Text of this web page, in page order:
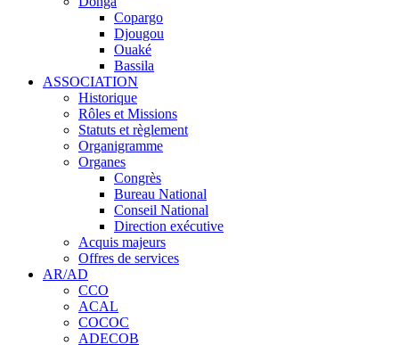
Copargo
Djougou
Ouaké
Bassila
ASSOCIATION
Historique
Rôles et Missions
Statuts et règlement
Organigramme
Organes
Congrès
Bureau National
Conseil National
Direction exécutive
Acquis majeurs
Offres de services
AR/AD
CCO
ACAL
COCOC
ADECOB